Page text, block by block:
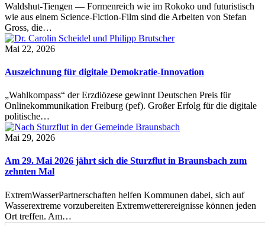
Waldshut-Tiengen — Formenreich wie im Rokoko und futuristisch
wie aus einem Science-Fiction-Film sind die Arbeiten von Stefan
Gross, die…
Mai 22, 2026
Auszeichnung für digitale Demokratie-Innovation
„Wahlkompass“ der Erzdiözese gewinnt Deutschen Preis für
Onlinekommunikation Freiburg (pef). Großer Erfolg für die digitale
politische…
Mai 29, 2026
Am 29. Mai 2026 jährt sich die Sturzflut in Braunsbach zum
zehnten Mal
ExtremWasserPartnerschaften helfen Kommunen dabei, sich auf
Wasserextreme vorzubereiten Extremwetterereignisse können jeden
Ort treffen. Am…